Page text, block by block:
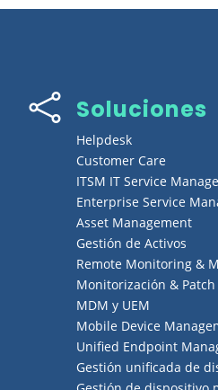
 Soluciones
Helpdesk
Customer Care
ITSM IT Service
Enterprise Service
Asset Management
Gestión de Activos
Remote Monitoring &
Monitorización &
MDM y UEM
Mobile Device
Unified Endpoint
Gestión unificada de